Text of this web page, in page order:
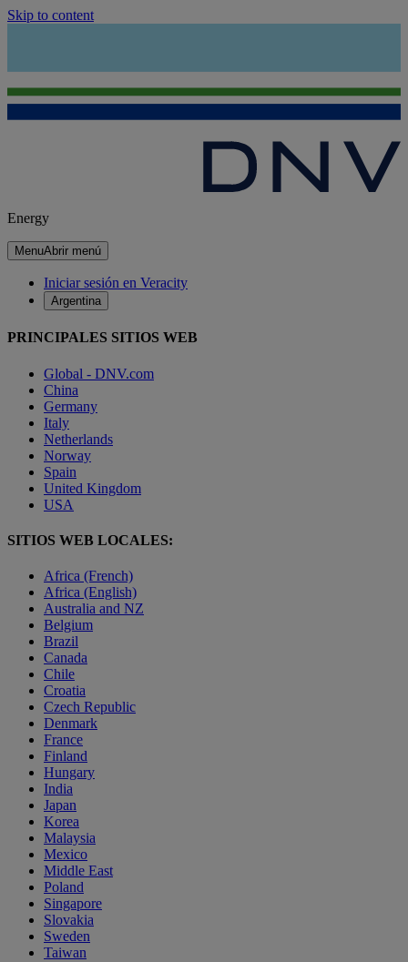
Skip to content
Energy
MenuAbrir menú
Iniciar sesión en Veracity
Argentina
PRINCIPALES SITIOS WEB
Global - DNV.com
China
Germany
Italy
Netherlands
Norway
Spain
United Kingdom
USA
SITIOS WEB LOCALES:
Africa (French)
Africa (English)
Australia and NZ
Belgium
Brazil
Canada
Chile
Croatia
Czech Republic
Denmark
France
Finland
Hungary
India
Japan
Korea
Malaysia
Mexico
Middle East
Poland
Singapore
Slovakia
Sweden
Taiwan